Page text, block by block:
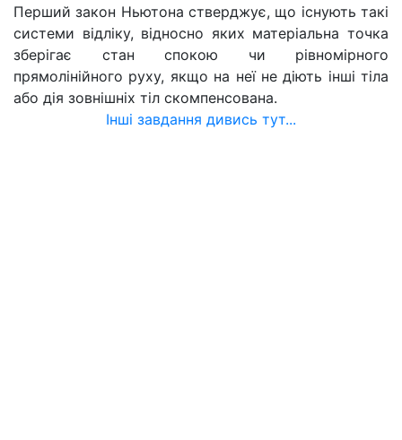
Перший закон Ньютона стверджує, що існують такі
системи відліку, відносно яких матеріальна точка
зберігає стан спокою чи рівномірного
прямолінійного руху, якщо на неї не діють інші тіла
або дія зовнішніх тіл скомпенсована.
Інші завдання дивись тут...